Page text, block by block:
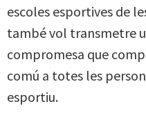
escoles esportives de
també vol transmetre
compromesa que
comú a totes les
esportiu.